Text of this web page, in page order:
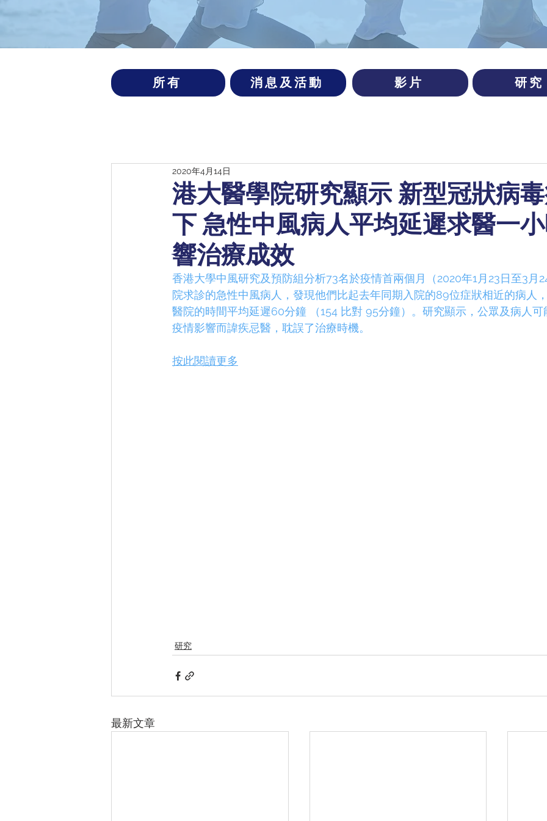
所有 消息及活動 影片 研究
港大醫學院研究顯示 新型冠狀病
下 急性中風病人平均延遲求醫一
響治療成效
2020年4月14日
香港大學中風研究及預防組分析73名於疫情首兩個月（2020年1月23日至3月
院求診的急性中風病人，發現他們比起去年同期入院的89位症狀相近的病人
醫院的時間平均延遲60分鐘 （154 比對 95分鐘）。研究顯示，公眾及病人
疫情影響而諱疾忌醫，耽誤了治療時機。
按此閱讀更多
研究
最新文章